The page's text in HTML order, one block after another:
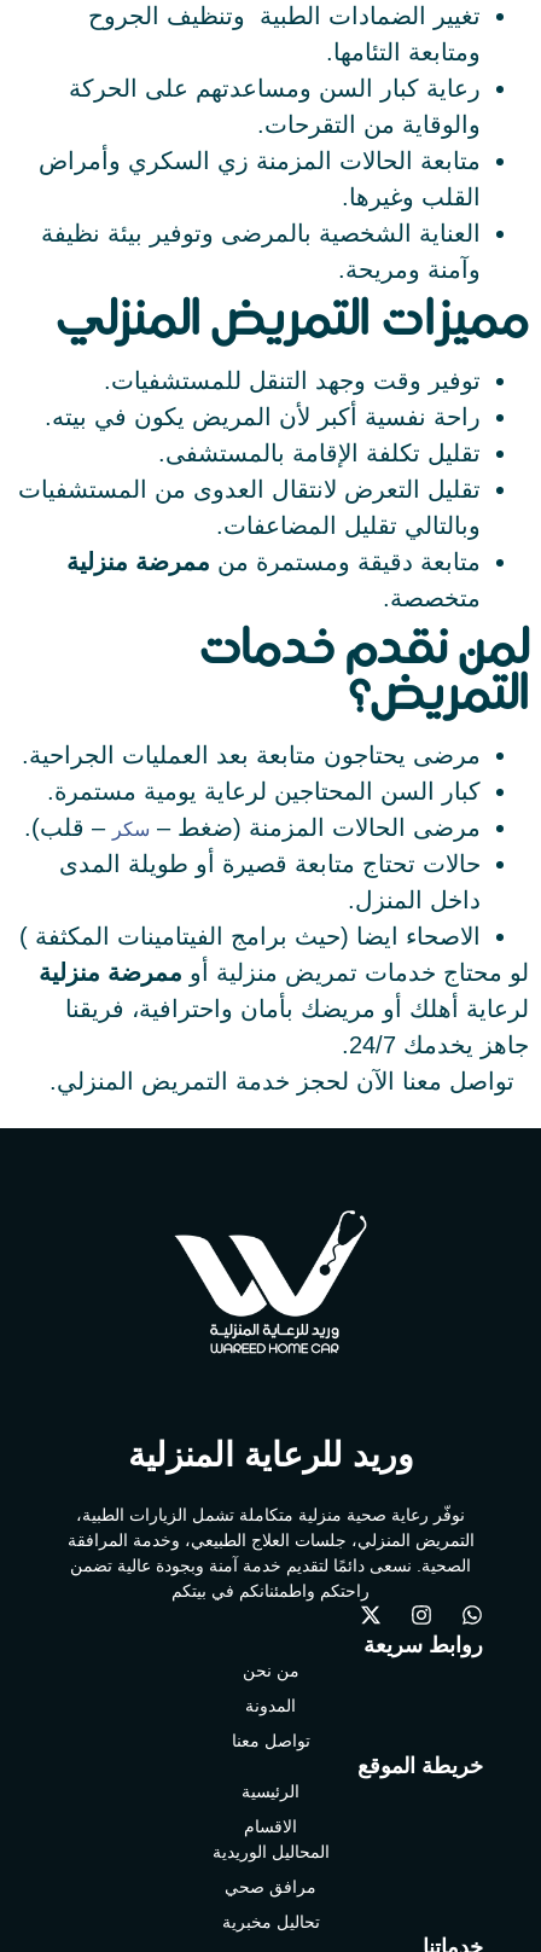
تغيير الضمادات الطبية وتنظيف الجروح
ومتابعة التئامها.
رعاية كبار السن ومساعدتهم على الحركة
والوقاية من التقرحات.
متابعة الحالات المزمنة زي السكري وأمراض
القلب وغيرها.
العناية الشخصية بالمرضى وتوفير بيئة نظيفة
وآمنة ومريحة.
مميزات التمريض المنزلي
توفير وقت وجهد التنقل للمستشفيات.
راحة نفسية أكبر لأن المريض يكون في بيته.
تقليل تكلفة الإقامة بالمستشفى.
تقليل التعرض لانتقال العدوى من المستشفيات
وبالتالي تقليل المضاعفات.
متابعة دقيقة ومستمرة من ممرضة منزلية
متخصصة.
لمن نقدم خدمات
التمريض؟
مرضى يحتاجون متابعة بعد العمليات الجراحية.
كبار السن المحتاجين لرعاية يومية مستمرة.
مرضى الحالات المزمنة (ضغط – سكر – قلب).
حالات تحتاج متابعة قصيرة أو طويلة المدى
داخل المنزل.
الاصحاء ايضا (حيث برامج الفيتامينات المكثفة )
لو محتاج خدمات تمريض منزلية أو ممرضة منزلية
لرعاية أهلك أو مريضك بأمان واحترافية، فريقنا
جاهز يخدمك 24/7.
تواصل معنا الآن لحجز خدمة التمريض المنزلي.
وريد للرعاية المنزلية
نوفّر رعاية صحية منزلية متكاملة تشمل الزيارات الطبية،
التمريض المنزلي، جلسات العلاج الطبيعي، وخدمة المرافقة
الصحية. نسعى دائمًا لتقديم خدمة آمنة وبجودة عالية تضمن
راحتكم واطمئنانكم في بيتكم
خدماتنا
المحاليل الوريدية
مرافق صحي
تحاليل مخبرية
خريطة الموقع
الرئيسية
الاقسام
روابط سريعة
من نحن
المدونة
تواصل معنا